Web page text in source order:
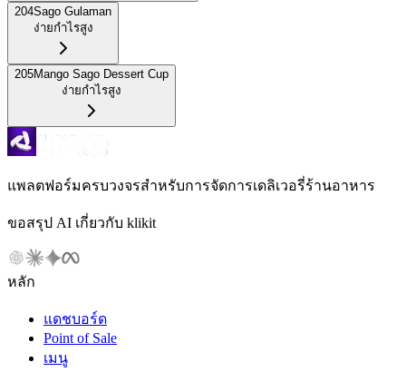
204Sago Gulaman
ง่ายกำไรสูง
205Mango Sago Dessert Cup
ง่ายกำไรสูง
แพลตฟอร์มครบวงจรสำหรับการจัดการเดลิเวอรี่ร้านอาหาร
ขอสรุป AI เกี่ยวกับ klikit
หลัก
แดชบอร์ด
Point of Sale
เมนู